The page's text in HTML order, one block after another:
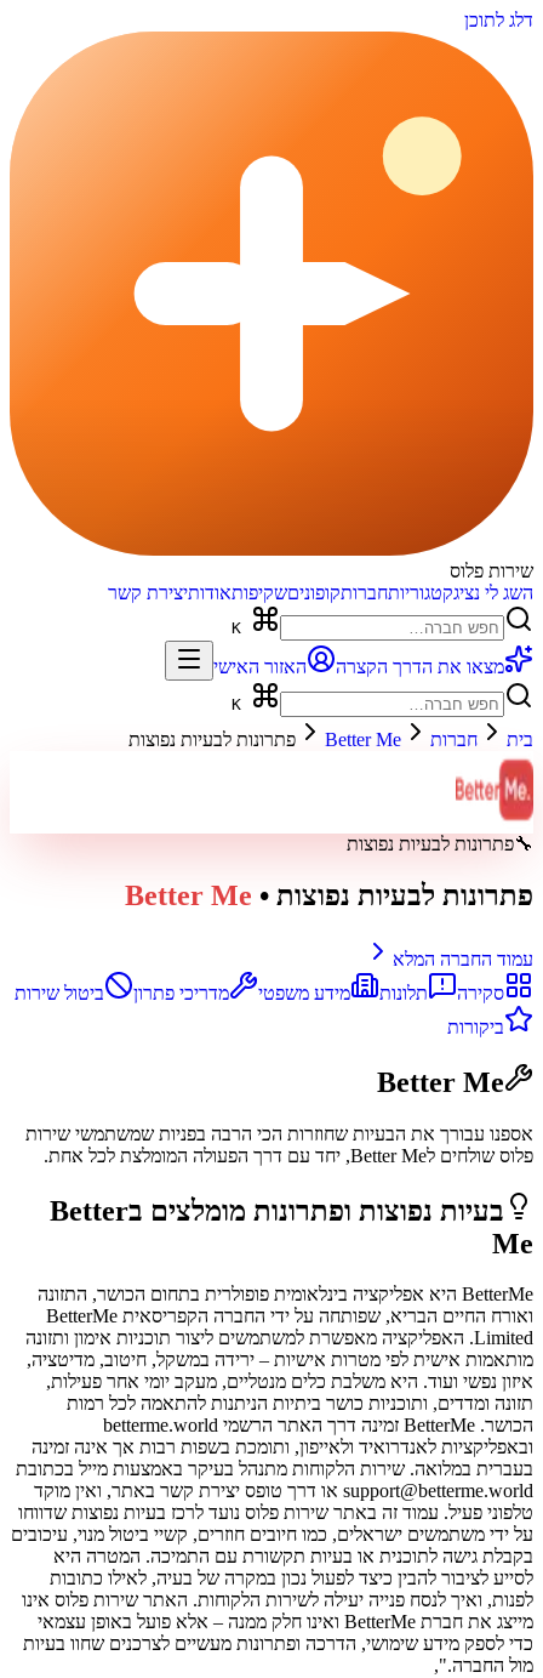
דלג לתוכן
שירות פלוס
השג לי נציגקטגוריותחברותקופוניםשקיפותאודותיצירת קשר
מצאו את הדרך הקצרה האזור האישי
בית חברות Better Me פתרונות לבעיות נפוצות
🔧פתרונות לבעיות נפוצות
פתרונות לבעיות נפוצות •
Better Me
עמוד החברה המלא
סקירה
תלונות מידע משפטי מדריכי פתרון
ביטול שירות
ביקורות
Better Me
אספנו עבורך את הבעיות שחוזרות הכי הרבה בפניות שמשתמשי שירות
פלוס שולחים לBetter Me, יחד עם דרך הפעולה המומלצת לכל אחת.
בעיות נפוצות ופתרונות מומלצים בBetter
Me
BetterMe היא אפליקציה בינלאומית פופולרית בתחום הכושר, התזונה
ואורח החיים הבריא, שפותחה על ידי החברה הקפריסאית BetterMe
Limited. האפליקציה מאפשרת למשתמשים ליצור תוכניות אימון ותזונה
מותאמות אישית לפי מטרות אישיות – ירידה במשקל, חיטוב, מדיטציה,
איזון נפשי ועוד. היא משלבת כלים מנטליים, מעקב יומי אחר פעילות,
תזונה ומדדים, ותוכניות כושר ביתיות הניתנות להתאמה לכל רמות
הכושר. BetterMe זמינה דרך האתר הרשמי betterme.world
ובאפליקציות לאנדרואיד ולאייפון, ותומכת בשפות רבות אך אינה זמינה
בעברית במלואה. שירות הלקוחות מתנהל בעיקר באמצעות מייל בכתובת
support@betterme.world או דרך טופס יצירת קשר באתר, ואין מוקד
טלפוני פעיל. עמוד זה באתר שירות פלוס נועד לרכז בעיות נפוצות שדווחו
על ידי משתמשים ישראלים, כמו חיובים חוזרים, קשיי ביטול מנוי, עיכובים
בקבלת גישה לתוכנית או בעיות תקשורת עם התמיכה. המטרה היא
לסייע לציבור להבין כיצד לפעול נכון במקרה של בעיה, לאילו כתובות
לפנות, ואיך לנסח פנייה יעילה לשירות הלקוחות. האתר שירות פלוס אינו
מייצג את חברת BetterMe ואינו חלק ממנה – אלא פועל באופן עצמאי
כדי לספק מידע שימושי, הדרכה ופתרונות מעשיים לצרכנים שחוו בעיות
מול החברה.",